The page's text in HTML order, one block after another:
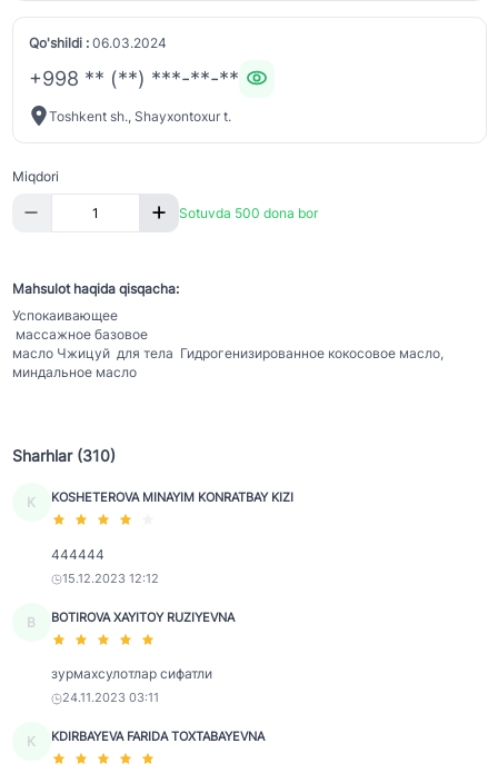
Qo'shildi :06.03.2024
+998 ** (**) ***-**-**
Toshkent sh., Shayxontoxur t.
Miqdori
Sotuvda 500 dona bor
Mahsulot haqida qisqacha:
Успокаивающее
массажное базовое
масло Чжицуй для тела Гидрогенизированное кокосовое масло,
миндальное масло
Sharhlar (310)
K KOSHETEROVA MINAYIM KONRATBAY KIZI
444444
15.12.2023 12:12
B BOTIROVA XAYITOY RUZIYEVNA
зурмахсулотлар сифатли
24.11.2023 03:11
K KDIRBAYEVA FARIDA TOXTABAYEVNA